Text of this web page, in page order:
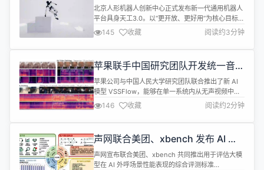
北京人形机器人创新中心正式发布新一代通用机器人
平台具身天工3.0。以“更开放、更好用”为核心目标，
依托自研“慧思开物”通用具身智能平台，在本体稳定
性、运动控制、具身大小脑协同、全自主作业等方面
有了显著提升，也是行业内首个实现触物交互式全身
身智能行业在开发应用层面的兼容性、适配性问题，
具身天工3.0也提供更开放的...
145 收藏 阅读约3分钟
苹果联手中国研究团队开发统一音视
频生成模型 VSSFlow
苹果公司与中国人民大学研究团队联合推出了新 AI
模型 VSSFlow，能够在单一系统内从无声视频中同
时生成环境音效和语言语音，这标志着视频到音频生
成领域的一个重要突破。 以往视频到声音（Video-
to-Sound，V2S）模型在生成自然环境音效方面效
成，无法兼顾环境声和对话内容。此外，独立训练语
音和音效模型的...
146 收藏 阅读约2分钟
声网联合美团、xbench 发布 AI 外
呼智能体评测基准：
VoiceAgentEval
声网宣布联合美团、xbench 共同推出用于评估大模
型在 AI 外呼场景性能表现的综合评测标准